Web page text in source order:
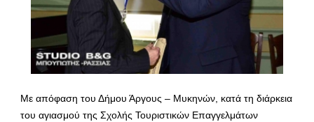
Με απόφαση του Δήμου Άργους – Μυκηνών, κατά τη διάρκεια
του αγιασμού της Σχολής Τουριστικών Επαγγελμάτων